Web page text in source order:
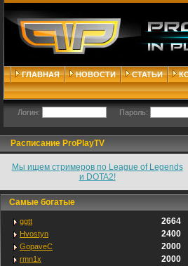
ГЛАВНАЯ НОВОСТИ СТАТЬИ
Логин: Пароль:
Расписание ProPlayTV
Мы ищем стримеров по League of Legends
и DOTA2!
Самые богатые
ggtt 2664
Hvostyn 2400
GopaveC 2000
rmn1x 2000